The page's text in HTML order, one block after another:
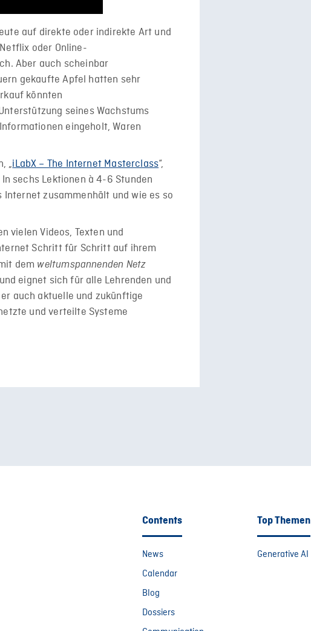
auf direkte oder indirekte Art und
oder Online-
Aber auch scheinbar
gekaufte Apfel hatten sehr
könnten
seines Wachstums
eingeholt, Waren
„iLabX – The Internet Masterclass“,
sechs Lektionen à 4-6 Stunden
zusammenhält und wie es so
vielen Videos, Texten und
Schritt für Schritt auf ihrem
dem weltumspannenden Netz
eignet sich für alle Lehrenden und
auch aktuelle und zukünftige
und verteilte Systeme
Contents
News
Calendar
Blog
Dossiers
Top Themen
Generative AI